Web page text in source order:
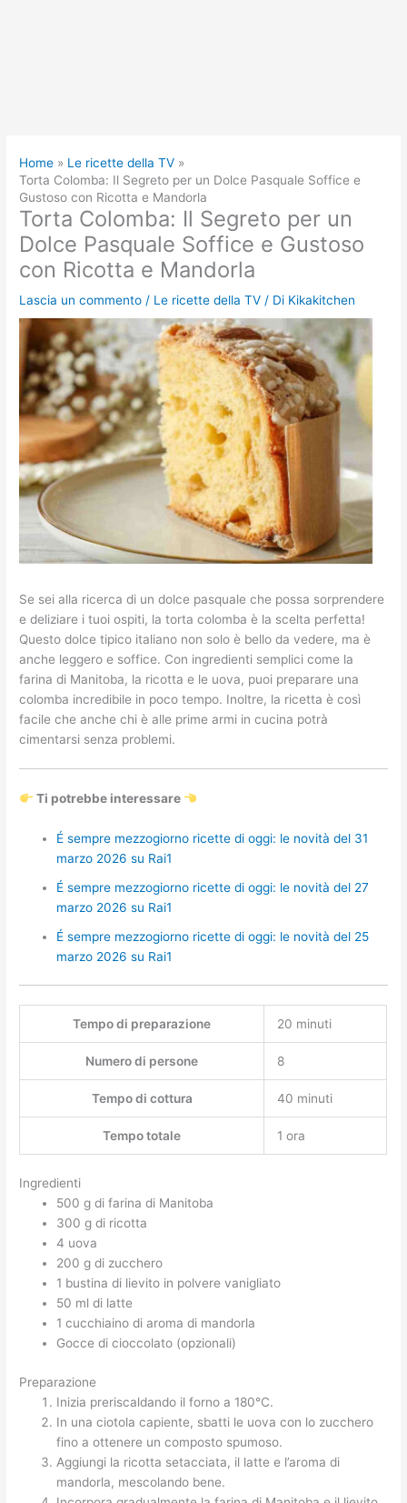
Home
Le ricette della TV
Torta Colomba: Il Segreto per un Dolce Pasquale Soffice e
Gustoso con Ricotta e Mandorla
Torta Colomba: Il Segreto per un
Dolce Pasquale Soffice e Gustoso
con Ricotta e Mandorla
Lascia un commento / Le ricette della TV / Di Kikakitchen
Se sei alla ricerca di un dolce pasquale che possa sorprendere
e deliziare i tuoi ospiti, la torta colomba è la scelta perfetta!
Questo dolce tipico italiano non solo è bello da vedere, ma è
anche leggero e soffice. Con ingredienti semplici come la
farina di Manitoba, la ricotta e le uova, puoi preparare una
colomba incredibile in poco tempo. Inoltre, la ricetta è così
facile che anche chi è alle prime armi in cucina potrà
cimentarsi senza problemi.
Ti potrebbe interessare
É sempre mezzogiorno ricette di oggi: le novità del 31
marzo 2026 su Rai1
É sempre mezzogiorno ricette di oggi: le novità del 27
marzo 2026 su Rai1
É sempre mezzogiorno ricette di oggi: le novità del 25
marzo 2026 su Rai1
Tempo di preparazione 20 minuti
Numero di persone 8
Tempo di cottura 40 minuti
Tempo totale 1 ora
Ingredienti
500 g di farina di Manitoba
300 g di ricotta
4 uova
200 g di zucchero
1 bustina di lievito in polvere vanigliato
50 ml di latte
1 cucchiaino di aroma di mandorla
Gocce di cioccolato (opzionali)
Preparazione
Inizia preriscaldando il forno a 180°C.
In una ciotola capiente, sbatti le uova con lo zucchero
fino a ottenere un composto spumoso.
Aggiungi la ricotta setacciata, il latte e l’aroma di
mandorla, mescolando bene.